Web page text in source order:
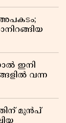
അപകടം;
ഇനി
വന്ന
മുൻപ്